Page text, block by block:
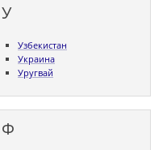
У
Узбекистан
Украина
Уругвай
Ф